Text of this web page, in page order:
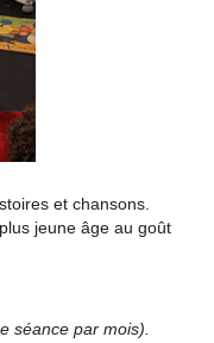
et chansons.
jeune âge au goût
séance par mois).